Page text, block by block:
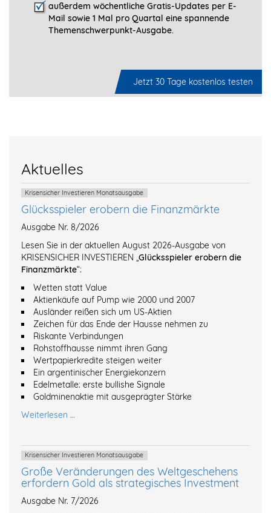
außerdem wöchentliche Gratis-Updates per E-
Mail sowie 1 Mal pro Quartal eine spannende
Themenschwerpunkt-­Ausgabe.
Jetzt 30 Tage kostenlos testen
Aktuelles
Krisensicher Investieren Monatsausgabe
Glücksspieler erobern die Finanzmärkte
Ausgabe Nr. 8/2026
Lesen Sie in der aktuellen August 2026-Ausgabe von
KRISENSICHER INVESTIEREN „Glücksspieler erobern die
Finanzmärkte“:
Wetten statt Value
Aktienkäufe auf Pump wie 2000 und 2007
Ausländer reißen sich um US-Aktien
Zeichen für das Ende der Hausse nehmen zu
Riskante Verbindungen
Rohstoffhausse nimmt ihren Gang
Wertpapierkredite steigen weiter
Ein argentinischer Energiekonzern
Edelmetalle: erste bullishe Signale
Goldminenaktie mit ausgeprägter Stärke
Weiterlesen …
Krisensicher Investieren Monatsausgabe
Große Veränderungen des Weltgeschehens
erfordern Gold als strategisches Investment
Ausgabe Nr. 7/2026